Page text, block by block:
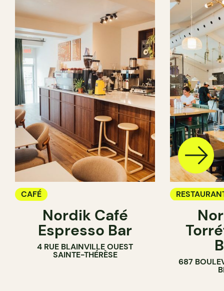
CAFÉ
Nordik Café
Espresso Bar
4 RUE BLAINVILLE OUEST
SAINTE-THÉRÈSE
687